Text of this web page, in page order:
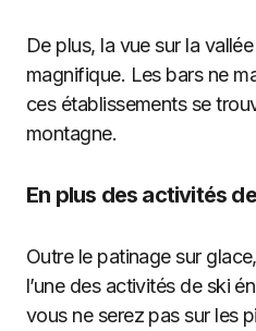
De plus, la vue sur la
magnifique. Les bars ne
ces établissements se
montagne.
En plus des activités
Outre le patinage sur
l’une des activités de ski
vous ne serez pas sur les